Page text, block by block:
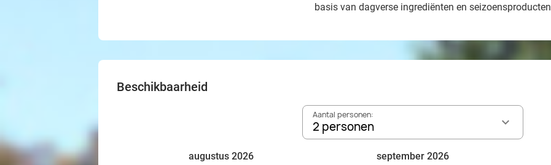
basis van dagverse ingrediënten en seizoensproducten
Beschikbaarheid
Aantal personen:
2 personen
augustus 2026
september 2026